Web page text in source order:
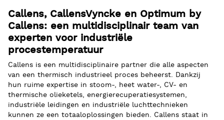
Callens, CallensVyncke en Optimum by
Callens: een multidisciplinair team van
experten voor industriële
procestemperatuur
Callens is een multidisciplinaire partner die alle aspecten
van een thermisch industrieel proces beheerst. Dankzij
hun ruime expertise in stoom-, heet water-, CV- en
thermische olieketels, energierecuperatiesystemen,
industriële leidingen en industriële luchttechnieken
kunnen ze een totaaloplossingen bieden. Callens staat in